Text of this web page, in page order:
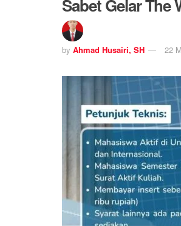
Sabet Gelar The
by Ahmad Husairi, SH 22